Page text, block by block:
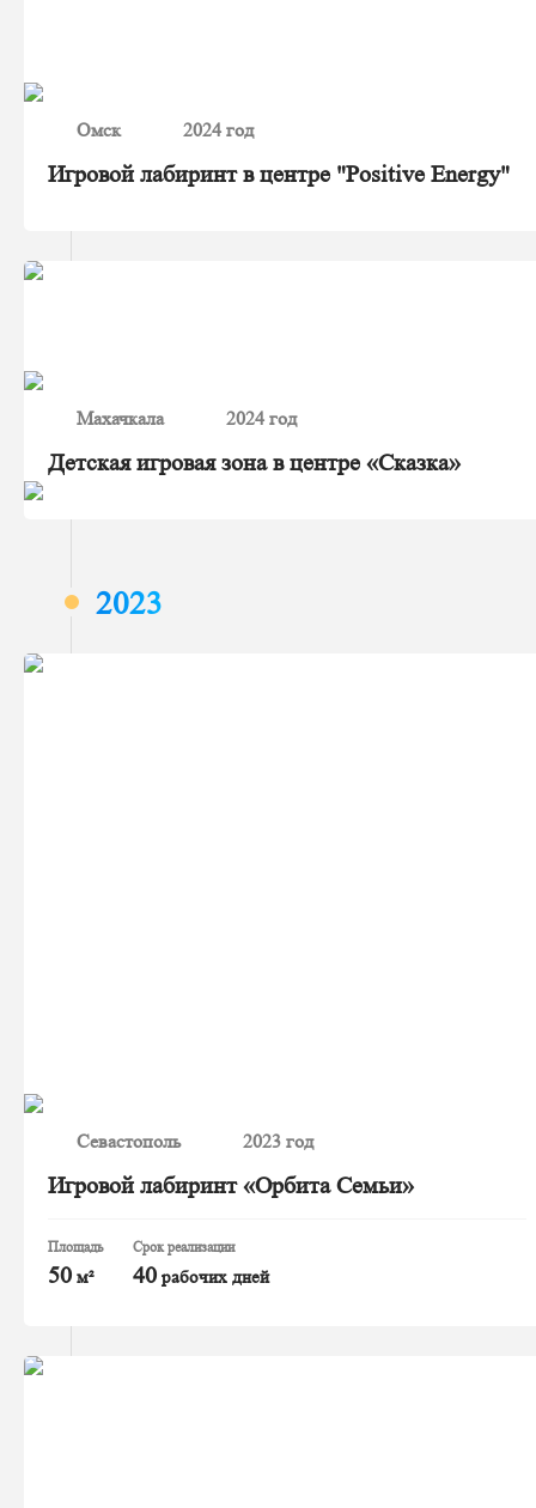
Омск 2024 год
Игровой лабиринт в центре "Positive Energy"
Махачкала 2024 год
Детская игровая зона в центре «Сказка»
2023
Севастополь 2023 год
Игровой лабиринт «Орбита Семьи»
Площадь
50 м²
Срок реализации
40 рабочих дней